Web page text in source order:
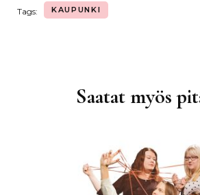
Tags: KAUPUNKI
Saatat myös